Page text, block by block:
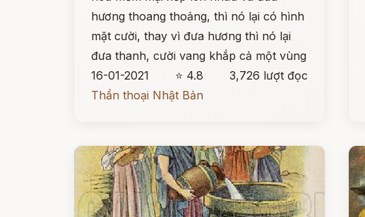
hương thoang thoảng, thì nó lại có hình
mặt cười, thay vì đưa hương thì nó lại
đưa thanh, cười vang khắp cả một vùng
16-01-2021
⭐ 4.8
3,726 lượt đọc
Thần thoại Nhật Bản